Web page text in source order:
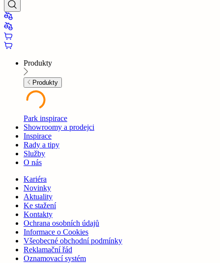
Produkty
Produkty
Park inspirace
Showroomy a prodejci
Inspirace
Rady a tipy
Služby
O nás
Kariéra
Novinky
Aktuality
Ke stažení
Kontakty
Ochrana osobních údajů
Informace o Cookies
Všeobecné obchodní podmínky
Reklamační řád
Oznamovací systém